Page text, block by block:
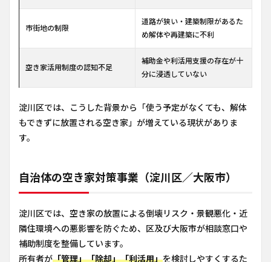
市街地の制限
道路が狭い・建築制限があるた
め解体や再建築に不利
空き家活用制度の認知不足
補助金や利活用支援の存在が十
分に浸透していない
淀川区では、こうした背景から「使う予定がなくても、解体
もできずに放置される空き家」が増えている現状がありま
す。
自治体の空き家対策事業（淀川区／大阪市）
淀川区では、空き家の放置による倒壊リスク・景観悪化・近
隣住環境への悪影響を防ぐため、区及び大阪市が相談窓口や
補助制度を整備しています。
所有者が「管理」「除却」「利活用」を検討しやすくするた